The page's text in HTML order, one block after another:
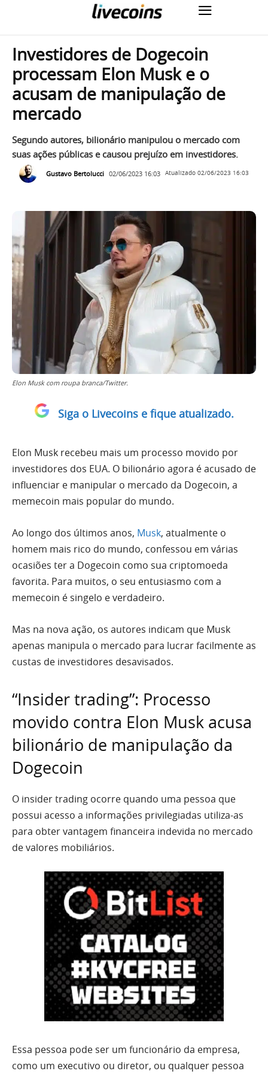
Investidores de Dogecoin
processam Elon Musk e o
acusam de manipulação de
mercado
Segundo autores, bilionário manipulou o mercado com
suas ações públicas e causou prejuízo em investidores.
Gustavo Bertolucci 02/06/2023 16:03 Atualizado 02/06/2023 16:03
Elon Musk com roupa branca/Twitter.
Siga o Livecoins e fique atualizado.
Elon Musk recebeu mais um processo movido por
investidores dos EUA. O bilionário agora é acusado de
influenciar e manipular o mercado da Dogecoin, a
memecoin mais popular do mundo.
Ao longo dos últimos anos, Musk, atualmente o
homem mais rico do mundo, confessou em várias
ocasiões ter a Dogecoin como sua criptomoeda
favorita. Para muitos, o seu entusiasmo com a
memecoin é singelo e verdadeiro.
Mas na nova ação, os autores indicam que Musk
apenas manipula o mercado para lucrar facilmente as
custas de investidores desavisados.
“Insider trading”: Processo
movido contra Elon Musk acusa
bilionário de manipulação da
Dogecoin
O insider trading ocorre quando uma pessoa que
possui acesso a informações privilegiadas utiliza-as
para obter vantagem financeira indevida no mercado
de valores mobiliários.
Essa pessoa pode ser um funcionário da empresa,
como um executivo ou diretor, ou qualquer pessoa